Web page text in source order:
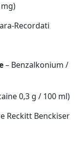
Recordati
– Benzalkonium /
0,3 g / 100 ml)
Reckitt Benckiser